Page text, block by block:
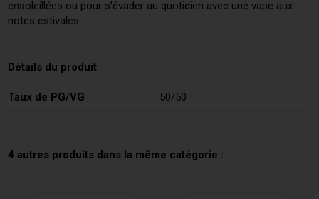
ensoleillées ou pour s'évader au quotidien avec une vape aux
notes estivales.
Détails du produit
Taux de PG/VG 50/50
4 autres produits dans la même catégorie :